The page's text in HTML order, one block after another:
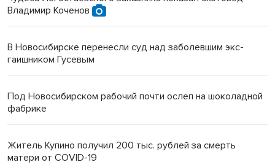
Владимир Коченов
В Новосибирске перенесли суд над заболевшим экс-
гаишником Гусевым
Под Новосибирском рабочий почти ослеп на шоколадной
фабрике
Житель Купино получил 200 тыс. рублей за смерть
матери от COVID-19